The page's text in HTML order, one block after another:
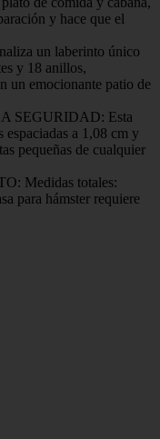
y hace que el
un laberinto único
y 18 anillos,
un emocionante patio de
SEGURIDAD: Esta
espaciadas a 1,08 cm y
pequeñas de cualquier
Medidas totales:
para hámster requiere